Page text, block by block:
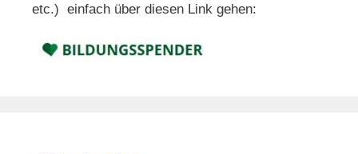
etc.) einfach über diesen Link gehen: